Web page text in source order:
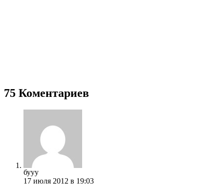
75 Коментариев
бууу
17 июля 2012 в 19:03